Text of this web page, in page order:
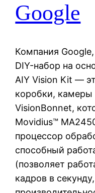
Google
Компания
DIY-набор на
AIY Vision Kit —
коробки, камеры
VisionBonnet,
Movidius™
процессор
способный
(позволяет
кадров в